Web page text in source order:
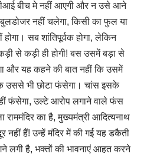
बीच मे नहीं आएगी और न उसे आने
बुलडोजर नहीं चलेगा, किसी का फुल या
सब शांतिपूर्वक होगा, लेकिन
कड़ी से कड़ी ही होगी! बस उसमें बड़ा से
और यह कहने की बात नहीं कि उसमें
उससे भी छोटा फंसेगा। चांस इसके
फंसेगा, उल्टे आरोप लगाने वाले फंस
राममंदिर का है, मुख्यमंत्री आदित्यनाथ
नहीं हैं! उन्हें मंदिर में की गई यह डकैती
लगी है, भक्तों की भावनाएं आहत करने